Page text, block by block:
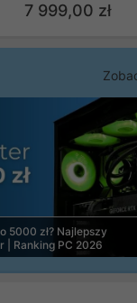
7 999,00 zł
5000 zł? Najlepszy
| Ranking PC 2026